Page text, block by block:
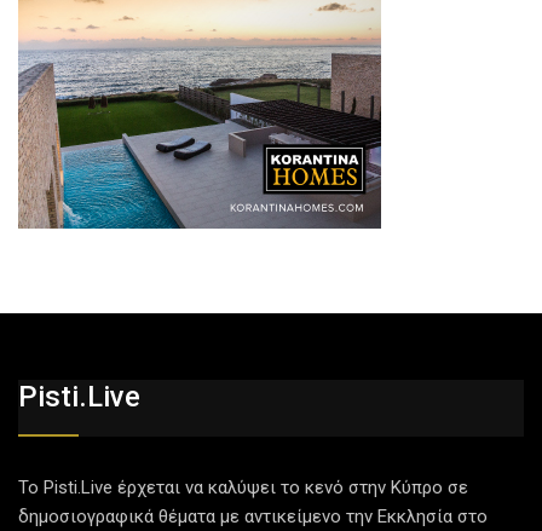
Pisti.live
Το Pisti.Live έρχεται να καλύψει το κενό στην Κύπρο σε
δημοσιογραφικά θέματα με αντικείμενο την Εκκλησία στο